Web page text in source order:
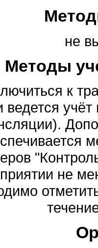
не
Методы
к
ведется
не